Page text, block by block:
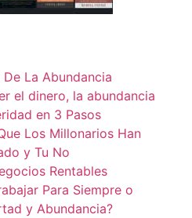
De La Abundancia
el dinero, la abundancia
en 3 Pasos
Los Millonarios Han
y Tu No
Rentables
Para Siempre o
y Abundancia?